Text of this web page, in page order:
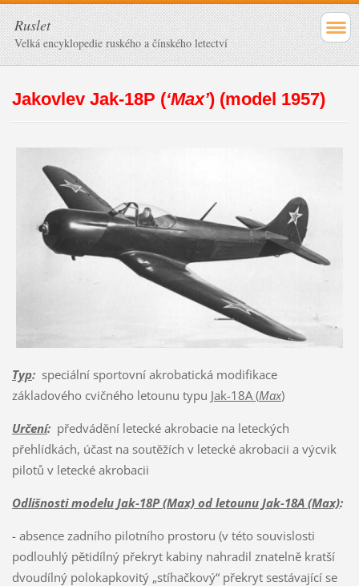
Ruslet
Velká encyklopedie ruského a čínského letectví
Jakovlev Jak-18P (‘Max’) (model 1957)
Typ:speciální sportovní akrobatická modifikace
základového cvičného letounu typu Jak-18A (Max)
Určení:předvádění letecké akrobacie na leteckých
přehlídkách, účast na soutěžích v letecké akrobacii a výcvik
pilotů v letecké akrobacii
Odlišnosti modelu Jak-18P (Max) od letounu Jak-18A (Max):
- absence zadního pilotního prostoru (v této souvislosti
podlouhlý pětidílný překryt kabiny nahradil znatelně kratší
dvoudílný polokapkovitý „stíhačkový“ překryt sestávající se